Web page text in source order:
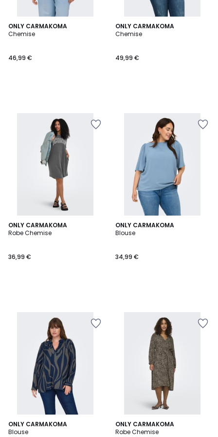
ONLY CARMAKOMA
Chemise
46,99 €
ONLY CARMAKOMA
Chemise
49,99 €
ONLY CARMAKOMA
Robe Chemise
36,99 €
ONLY CARMAKOMA
Blouse
34,99 €
ONLY CARMAKOMA
Blouse
5
/
ONLY CARMAKOMA
Robe Chemise